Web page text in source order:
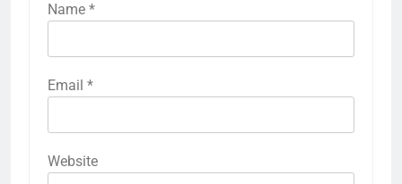
Name *
Email *
Website